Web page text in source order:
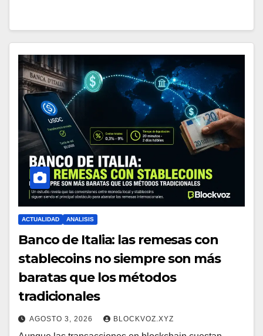
ACTUALIDAD ANALISIS
Banco de Italia: las remesas con
stablecoins no siempre son más
baratas que los métodos
tradicionales
AGOSTO 3, 2026 BLOCKVOZ.XYZ